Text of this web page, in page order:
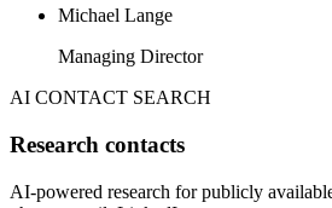
Michael Lange
Managing Director
AI CONTACT SEARCH
Research contacts
AI-powered research for publicly